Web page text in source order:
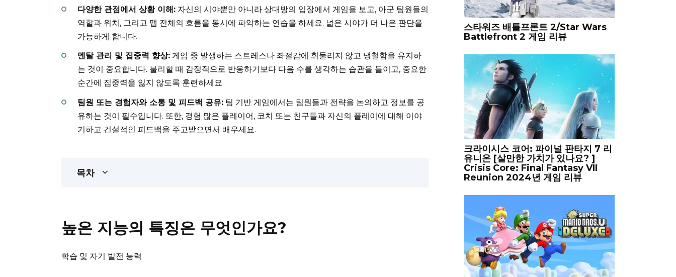
다양한 관점에서 상황 이해: 자신의 시야뿐만 아니라 상대방의 입장에서 게임을 보고, 아군 팀원들의
역할과 위치, 그리고 맵 전체의 흐름을 동시에 파악하는 연습을 하세요. 넓은 시야가 더 나은 판단을
가능하게 합니다.
멘탈 관리 및 집중력 향상: 게임 중 발생하는 스트레스나 좌절감에 휘둘리지 않고 냉철함을 유지하
는 것이 중요합니다. 불리할 때 감정적으로 반응하기보다 다음 수를 생각하는 습관을 들이고, 중요한
순간에 집중력을 잃지 않도록 훈련하세요.
팀원 또는 경험자와 소통 및 피드백 공유: 팀 기반 게임에서는 팀원들과 전략을 논의하고 정보를 공
유하는 것이 필수입니다. 또한, 경험 많은 플레이어, 코치 또는 친구들과 자신의 플레이에 대해 이야
기하고 건설적인 피드백을 주고받으면서 배우세요.
목차
높은 지능의 특징은 무엇인가요?
학습 및 자기 발전 능력
스타워즈 배틀프론트 2/Star Wars
Battlefront 2 게임 리뷰
크라이시스 코어: 파이널 판타지 7 리
유니온 [살만한 가치가 있나요? ]
Crisis Core: Final Fantasy VII
Reunion 2024년 게임 리뷰